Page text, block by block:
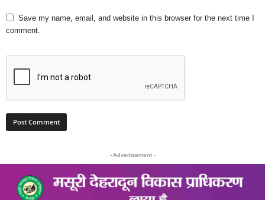
Save my name, email, and website in this browser for the next time I
comment.
- Advertisement -